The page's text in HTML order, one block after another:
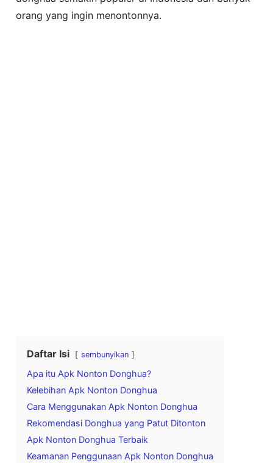
orang yang ingin menontonnya.
Daftar Isi sembunyikan
Apa itu Apk Nonton Donghua?
Kelebihan Apk Nonton Donghua
Cara Menggunakan Apk Nonton Donghua
Rekomendasi Donghua yang Patut Ditonton
Apk Nonton Donghua Terbaik
Keamanan Penggunaan Apk Nonton Donghua